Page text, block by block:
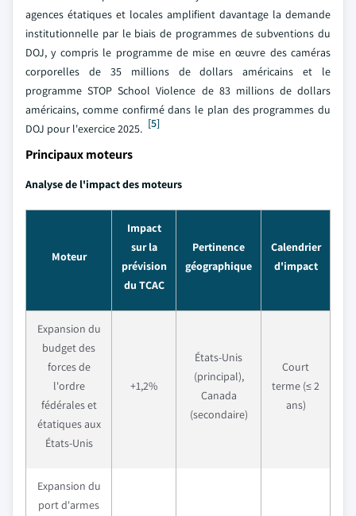
agences étatiques et locales amplifient davantage la demande
institutionnelle par le biais de programmes de subventions du
DOJ, y compris le programme de mise en œuvre des caméras
corporelles de 35 millions de dollars américains et le
programme STOP School Violence de 83 millions de dollars
américains, comme confirmé dans le plan des programmes du
DOJ pour l'exercice 2025. [5]
Principaux moteurs
Analyse de l'impact des moteurs
Moteur
Impact
sur la
prévision
du TCAC
Pertinence
géographique
Calendrier
d'impact
Expansion du
budget des
forces de
l'ordre
fédérales et
étatiques aux
États-Unis
+1,2%
États-Unis
(principal),
Canada
(secondaire)
Court
terme (≤ 2
ans)
Expansion du
port d'armes